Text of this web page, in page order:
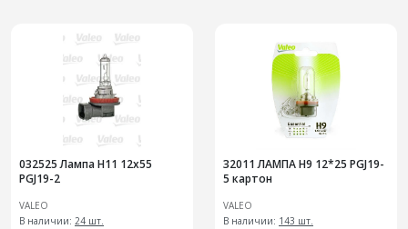
032525 Лампа Н11 12х55
PGJ19-2
VALEO
В наличии: 24 шт.
32011 ЛАМПА H9 12*25 PGJ19-
5 картон
VALEO
В наличии: 143 шт.